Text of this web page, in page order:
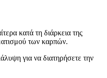
κατά τη διάρκεια της
των καρπών.
για να διατηρήσετε την